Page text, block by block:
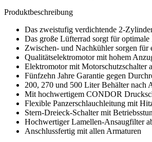
Produktbeschreibung
Das zweistufig verdichtende 2-
Das große Lüfterrad sorgt für
Zwischen- und Nachkühler sorgen für
Qualitätselektromotor mit hohem
Elektromotor mit Motorschutzschalter
Fünfzehn Jahre Garantie gegen
200, 270 und 500 Liter Behälter nach
Mit hochwertigem CONDOR
Flexible Panzerschlauchleitung mit
Stern-Dreieck-Schalter mit
Hochwertiger Lamellen-Ansaugfilter
Anschlussfertig mit allen Armaturen